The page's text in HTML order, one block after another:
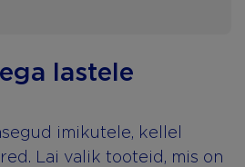
lastele
imikutele, kellel
Lai valik tooteid, mis on